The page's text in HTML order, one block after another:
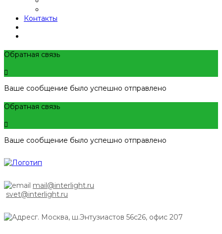
Контакты
Обратная связь
Ваше сообщение было успешно отправлено
Обратная связь
Ваше сообщение было успешно отправлено
mail@interlight.ru
svet@interlight.ru
г. Москва, ш.Энтузиастов 56с26, офис 207